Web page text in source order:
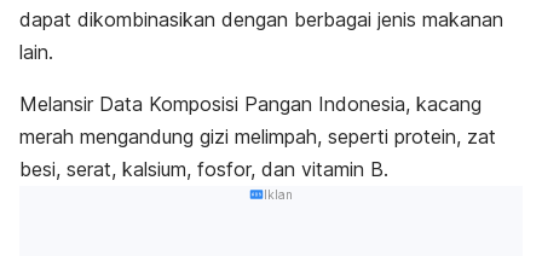
dapat dikombinasikan dengan berbagai jenis makanan
lain.
Melansir Data Komposisi Pangan Indonesia, kacang
merah mengandung gizi melimpah, seperti protein, zat
besi, serat, kalsium, fosfor, dan vitamin B.
Iklan